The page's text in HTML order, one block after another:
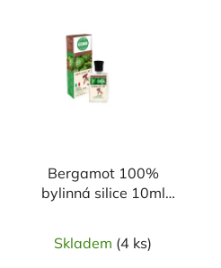
Bergamot 100%
bylinná silice 10ml
Skladem (4 ks)